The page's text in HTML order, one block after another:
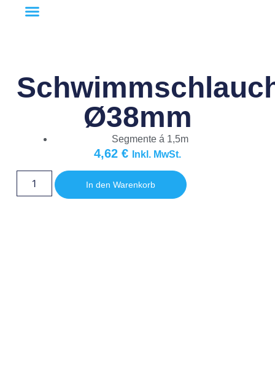
Ø38mm
Segmente á 1,5m
4,62 € Inkl. MwSt.
In den Warenkorb